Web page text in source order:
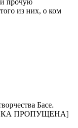
прочую
из них, о ком
Басе.
ПРОПУЩЕНА]